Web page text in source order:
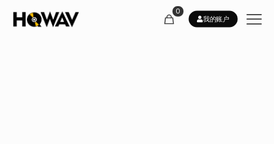
0
我的账户